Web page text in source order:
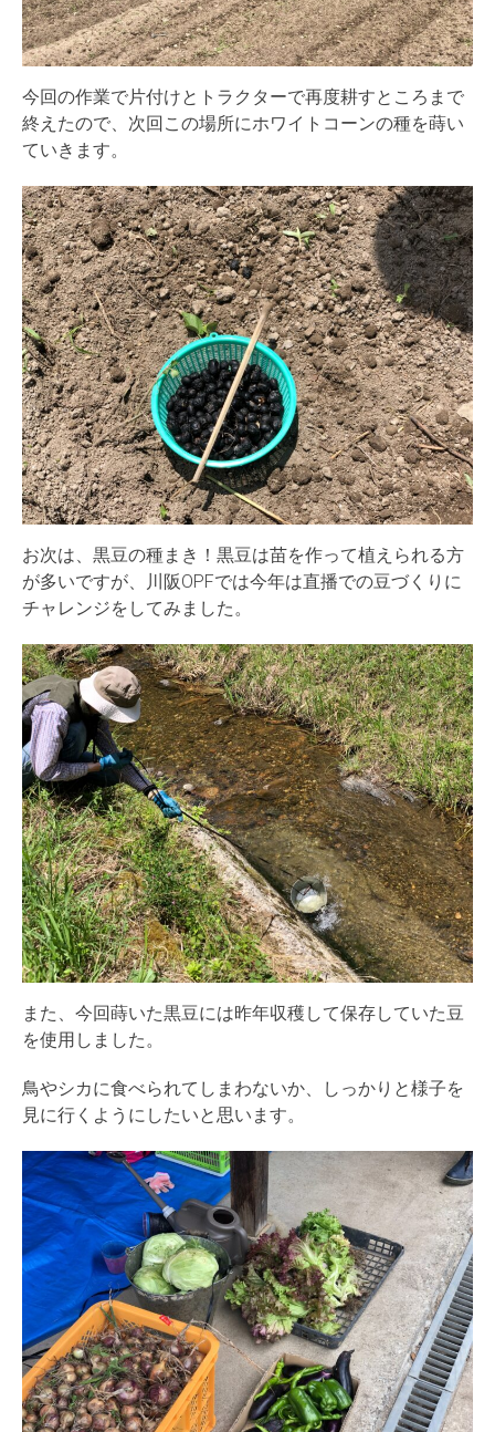
今回の作業で片付けとトラクターで再度耕すところまで
終えたので、次回この場所にホワイトコーンの種を蒔い
ていきます。
お次は、黒豆の種まき！黒豆は苗を作って植えられる方
が多いですが、川阪OPFでは今年は直播での豆づくりに
チャレンジをしてみました。
また、今回蒔いた黒豆には昨年収穫して保存していた豆
を使用しました。
鳥やシカに食べられてしまわないか、しっかりと様子を
見に行くようにしたいと思います。